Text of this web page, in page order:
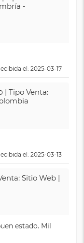
-
el: 2025-03-17
| Tipo Venta:
el: 2025-03-13
Sitio Web |
estado. Mil